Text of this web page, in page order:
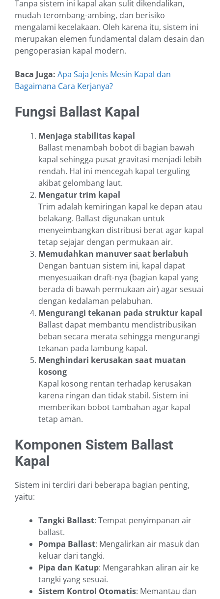
Tanpa sistem ini kapal akan sulit dikendalikan,
mudah terombang-ambing, dan berisiko
mengalami kecelakaan. Oleh karena itu, sistem ini
merupakan elemen fundamental dalam desain dan
pengoperasian kapal modern.
Baca Juga: Apa Saja Jenis Mesin Kapal dan
Bagaimana Cara Kerjanya?
Fungsi Ballast Kapal
Menjaga stabilitas kapal
Ballast menambah bobot di bagian bawah
kapal sehingga pusat gravitasi menjadi lebih
rendah. Hal ini mencegah kapal terguling
akibat gelombang laut.
Mengatur trim kapal
Trim adalah kemiringan kapal ke depan atau
belakang. Ballast digunakan untuk
menyeimbangkan distribusi berat agar kapal
tetap sejajar dengan permukaan air.
Memudahkan manuver saat berlabuh
Dengan bantuan sistem ini, kapal dapat
menyesuaikan draft-nya (bagian kapal yang
berada di bawah permukaan air) agar sesuai
dengan kedalaman pelabuhan.
Mengurangi tekanan pada struktur kapal
Ballast dapat membantu mendistribusikan
beban secara merata sehingga mengurangi
tekanan pada lambung kapal.
Menghindari kerusakan saat muatan
kosong
Kapal kosong rentan terhadap kerusakan
karena ringan dan tidak stabil. Sistem ini
memberikan bobot tambahan agar kapal
tetap aman.
Komponen Sistem Ballast
Kapal
Sistem ini terdiri dari beberapa bagian penting,
yaitu:
Tangki Ballast: Tempat penyimpanan air
ballast.
Pompa Ballast: Mengalirkan air masuk dan
keluar dari tangki.
Pipa dan Katup: Mengarahkan aliran air ke
tangki yang sesuai.
Sistem Kontrol Otomatis: Memantau dan